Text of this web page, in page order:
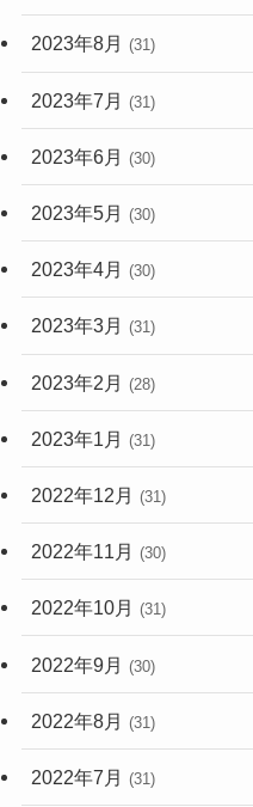
2023年8月 (31)
2023年7月 (31)
2023年6月 (30)
2023年5月 (30)
2023年4月 (30)
2023年3月 (31)
2023年2月 (28)
2023年1月 (31)
2022年12月 (31)
2022年11月 (30)
2022年10月 (31)
2022年9月 (30)
2022年8月 (31)
2022年7月 (31)